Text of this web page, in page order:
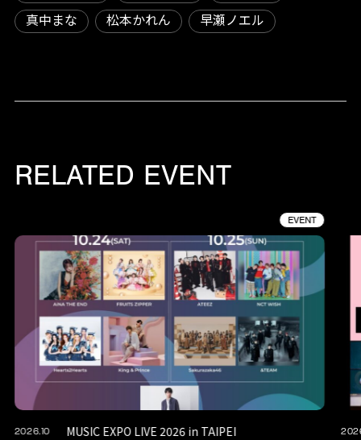
真中まな
松本かれん 早瀬ノエル
RELATED EVENT
EVENT
2026.10 MUSIC EXPO LIVE 2026 in TAIPEI